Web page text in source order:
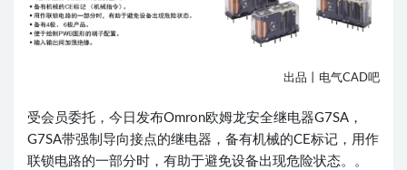
出品丨电气CAD吧
受会员委托，今日发布Omron欧姆龙安全继电器G7SA，
G7SA带强制导向接点的继电器，备有机械的CE标记，用作
联锁电路的一部分时，有助于避免设备出现危险状态。。